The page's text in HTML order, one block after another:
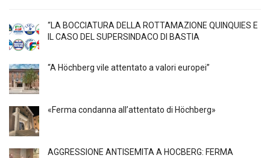
“LA BOCCIATURA DELLA ROTTAMAZIONE QUINQUIES E
IL CASO DEL SUPERSINDACO DI BASTIA
“A Höchberg vile attentato a valori europei”
«Ferma condanna all’attentato di Höchberg»
AGGRESSIONE ANTISEMITA A HÖCBERG: FERMA